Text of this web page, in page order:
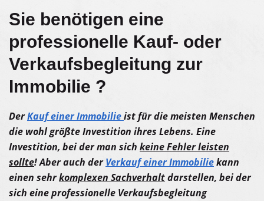
Sie benötigen eine
professionelle Kauf- oder
Verkaufsbegleitung zur
Immobilie ?
DerKauf einer Immobilieist für die meisten Menschen
die wohl größte Investition ihres Lebens. Eine
Investition, bei der man sich keine Fehler leisten
sollte! Aber auch derVerkauf einer Immobiliekann
einen sehrkomplexen Sachverhaltdarstellen, bei der
sich eine professionelle Verkaufsbegleitung